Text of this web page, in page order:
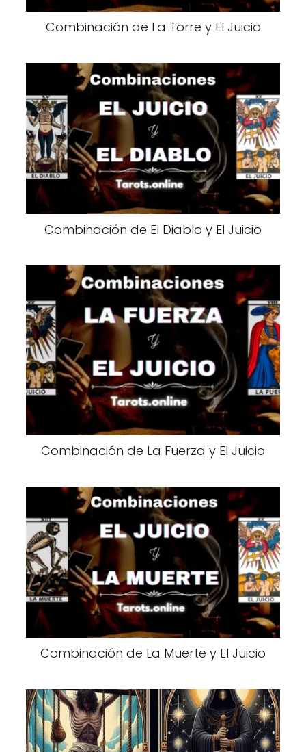
Combinación de La Torre y El Juicio
Combinación de El Diablo y El Juicio
Combinación de La Fuerza y El Juicio
Combinación de La Muerte y El Juicio